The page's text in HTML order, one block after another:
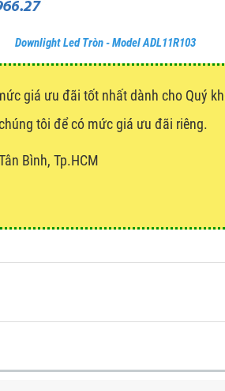
Downlight Led Tròn - Model ADL11R103
giá ưu đãi tốt nhất dành cho Quý
tôi để có mức giá ưu đãi riêng.
Bình, Tp.HCM